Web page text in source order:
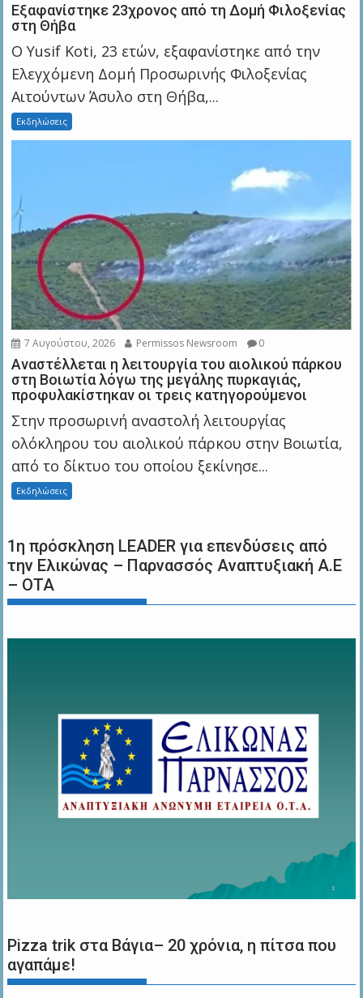
Εξαφανίστηκε 23χρονος από τη Δομή Φιλοξενίας
στη Θήβα
Ο Yusif Koti, 23 ετών, εξαφανίστηκε από την
Ελεγχόμενη Δομή Προσωρινής Φιλοξενίας
Αιτούντων Άσυλο στη Θήβα,...
Εκδηλώσεις
7 Αυγούστου, 2026 Permissos Newsroom 0
Αναστέλλεται η λειτουργία του αιολικού πάρκου
στη Βοιωτία λόγω της μεγάλης πυρκαγιάς,
προφυλακίστηκαν οι τρεις κατηγορούμενοι
Στην προσωρινή αναστολή λειτουργίας
ολόκληρου του αιολικού πάρκου στην Βοιωτία,
από το δίκτυο του οποίου ξεκίνησε...
Εκδηλώσεις
1η πρόσκληση LEADER για επενδύσεις από
την Ελικώνας – Παρνασσός Αναπτυξιακή Α.Ε
– ΟΤΑ
Pizza trik στα Βάγια– 20 χρόνια, η πίτσα που
αγαπάμε!